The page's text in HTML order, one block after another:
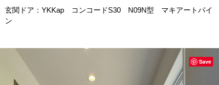
玄関ドア：YKKap コンコードS30 N09N型 マキアートパイ
ン
Save